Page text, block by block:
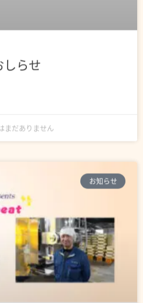
らせ
まだありません
お知らせ